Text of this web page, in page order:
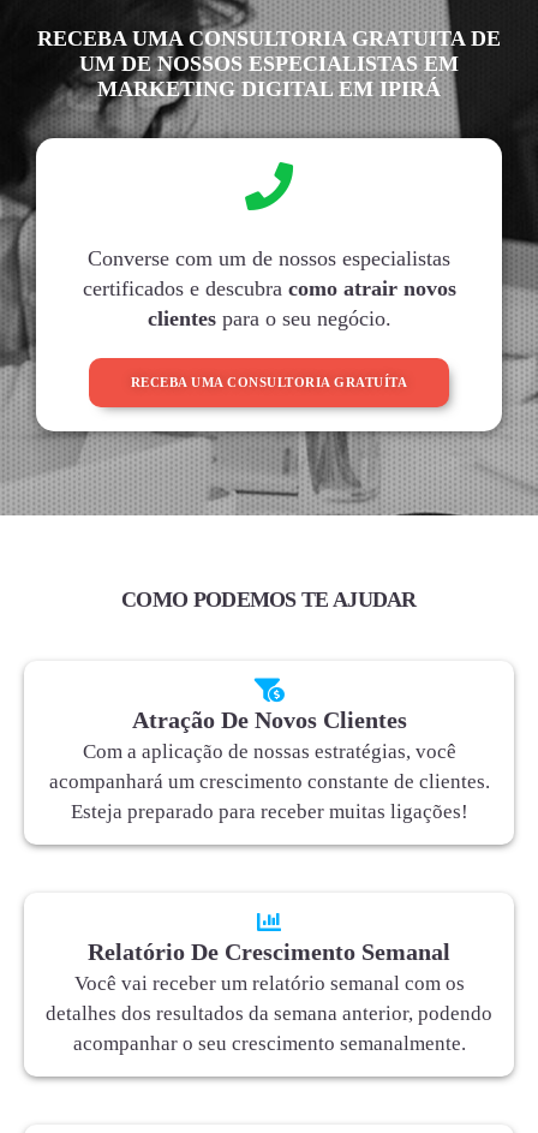
RECEBA UMA CONSULTORIA GRATUITA DE
UM DE NOSSOS ESPECIALISTAS EM
MARKETING DIGITAL EM IPIRÁ
Converse com um de nossos especialistas
certificados e descubra como atrair novos
clientespara o seu negócio.
RECEBA UMA CONSULTORIA GRATUÍTA
COMO PODEMOS TE AJUDAR
Atração De Novos Clientes
Com a aplicação de nossas estratégias, você
acompanhará um crescimento constante de clientes.
Esteja preparado para receber muitas ligações!
Relatório De Crescimento Semanal
Você vai receber um relatório semanal com os
detalhes dos resultados da semana anterior, podendo
acompanhar o seu crescimento semanalmente.